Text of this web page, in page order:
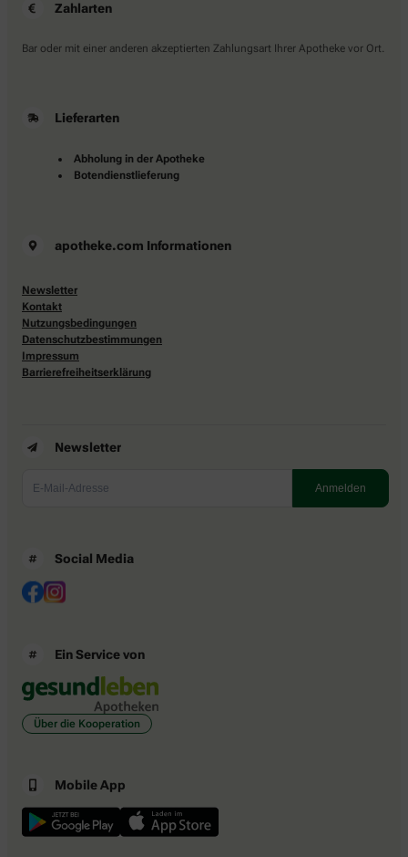
Zahlarten
Bar oder mit einer anderen akzeptierten Zahlungsart Ihrer Apotheke vor Ort.
Lieferarten
Abholung in der Apotheke
Botendienstlieferung
apotheke.com Informationen
Newsletter
Kontakt
Nutzungsbedingungen
Datenschutzbestimmungen
Impressum
Barrierefreiheitserklärung
Newsletter
Social Media
Ein Service von
Über die Kooperation
Mobile App